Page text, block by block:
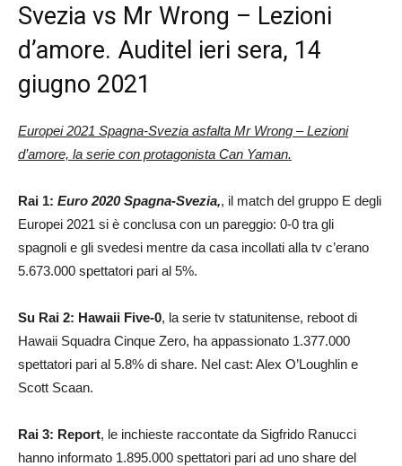
Svezia vs Mr Wrong – Lezioni
d’amore. Auditel ieri sera, 14
giugno 2021
Europei 2021 Spagna-Svezia asfalta Mr Wrong – Lezioni
d’amore, la serie con protagonista Can Yaman.
Rai 1: Euro 2020 Spagna-Svezia,, il match del gruppo E degli
Europei 2021 si è conclusa con un pareggio: 0-0 tra gli
spagnoli e gli svedesi mentre da casa incollati alla tv c’erano
5.673.000 spettatori pari al 5%.
Su Rai 2: Hawaii Five-0, la serie tv statunitense, reboot di
Hawaii Squadra Cinque Zero, ha appassionato 1.377.000
spettatori pari al 5.8% di share. Nel cast: Alex O’Loughlin e
Scott Scaan.
Rai 3: Report, le inchieste raccontate da Sigfrido Ranucci
hanno informato 1.895.000 spettatori pari ad uno share del